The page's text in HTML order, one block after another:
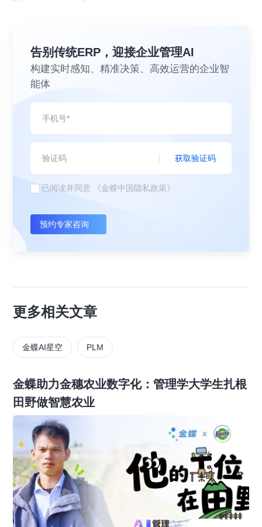
告别传统ERP，迎接企业管理AI
构建实时感知、精准决策、高效运营的企业智
能体
获取验证码
已阅读并同意 《金蝶中国隐私政策》
预约专家咨询
更多相关文章
金蝶AI星空 PLM
金蝶助力金穗农业数字化：管理学大学生扎根
田野做智慧农业